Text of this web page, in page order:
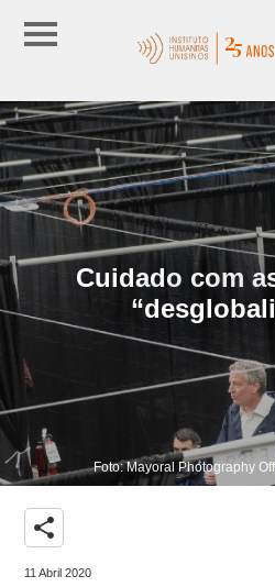
Cuidado com
Foto: Mayoral Photography
share
11 Abril 2020